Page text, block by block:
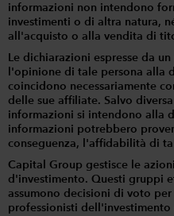
informazioni non intendono
investimenti o di altra natura,
all'acquisto o alla vendita di
Le dichiarazioni espresse da
l'opinione di tale persona alla
coincidono necessariamente
delle sue affiliate. Salvo
informazioni si intendono alla
informazioni potrebbero
conseguenza, l'affidabilità di
Capital Group gestisce le
d'investimento. Questi gruppi
assumono decisioni di voto
professionisti